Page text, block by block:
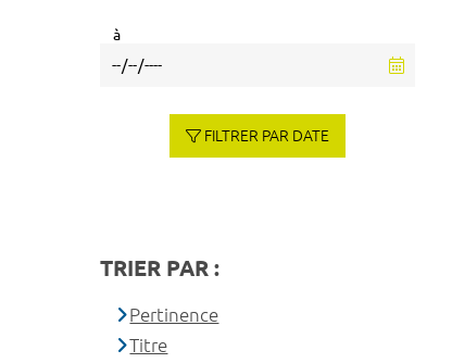
à
FILTRER PAR DATE
TRIER PAR :
Pertinence
Titre